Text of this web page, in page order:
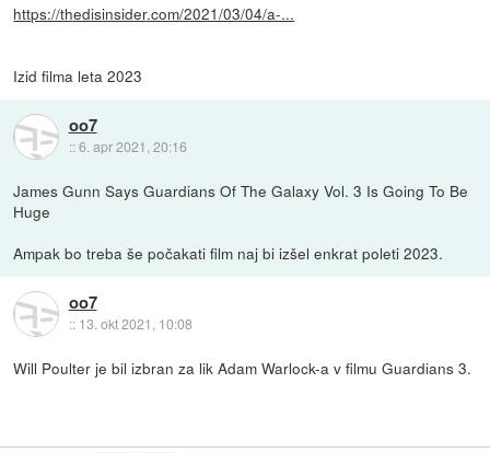
https://thedisinsider.com/2021/03/04/a-...
Izid filma leta 2023
oo7
::6. apr 2021, 20:16
James Gunn Says Guardians Of The Galaxy Vol. 3 Is Going To Be
Huge
Ampak bo treba še počakati film naj bi izšel enkrat poleti 2023.
oo7
:: 13. okt 2021, 10:08
Will Poulter je bil izbran za lik Adam Warlock-a v filmu Guardians 3.